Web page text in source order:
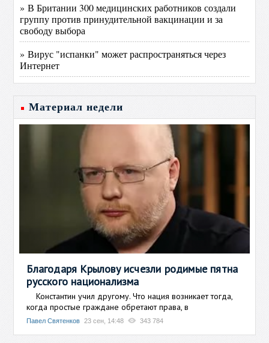
» В Британии 300 медицинских работников создали
группу против принудительной вакцинации и за
свободу выбора
» Вирус "испанки" может распространяться через
Интернет
Материал недели
Благодаря Крылову исчезли родимые пятна
русского национализма
Константин учил другому. Что нация возникает тогда,
когда простые граждане обретают права, в
Павел Святенков 23 сен, 14:48 343 784